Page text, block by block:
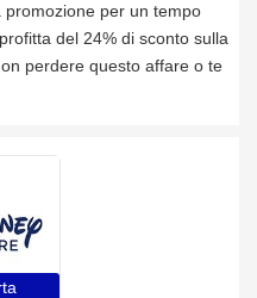
per un tempo
del 24% di sconto sulla
perdere questo affare o te